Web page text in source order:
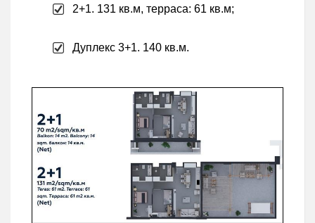
2+1. 131 кв.м, терраса: 61 кв.м;
Дуплекс 3+1. 140 кв.м.